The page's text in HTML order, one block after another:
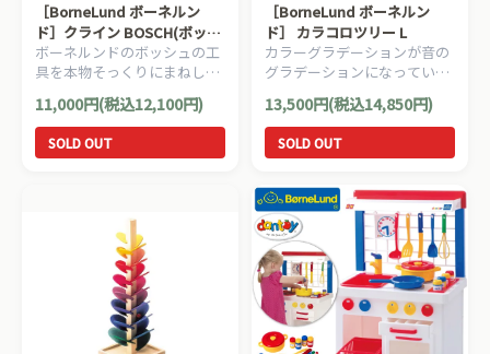
［BorneLund ボーネルン
ド］クライン BOSCH(ボッシ
ュ) ミニワークセンター
ボーネルンドのボッシュの工
具を本物そっくりにまねした
遊具です。いつでもどこでも
大工さんごっこが楽しめま
す。
11,000円(税込12,100円)
SOLD OUT
［BorneLund ボーネルン
ド］ カラコロツリー L
カラーグラデーションが音の
グラデーションになっている
木製のオブジェ。
13,500円(税込14,850円)
SOLD OUT